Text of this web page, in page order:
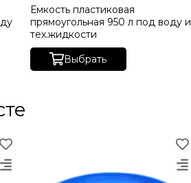
Емкость пластиковая
прямоугольная 950 л под воду и
тех.жидкости
Выбрать